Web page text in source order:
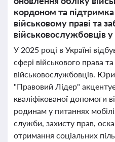
кордоном та
військовому праві та
військовослужбовців у
У 2025 році в Україні
сфері військового права
військовослужбовців.
"Правовий Лідер"
кваліфікованої допомоги
родинам у питаннях
служби, захисту прав,
отримання соціальних